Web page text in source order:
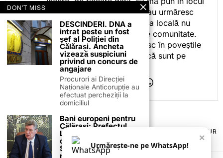
celor care citesc, privesc sau urmăresc
ceea ce fac. Pentru că presa locală nu
este despre mine, ci despre comunitate.
Iar dacă oamenii se regăsesc în poveștile
pe care le spun, înseamnă că sunt pe
drumul bun.
TERMENI ȘI CONDIȚII
POLITICA DE ANULARE & RETUR
PUBLICITATE ONLINE & TIPĂRITĂ
CONTACT
ZIARUL ANUNȚUL CĂLĂRĂȘEAN
×
Urmărește-ne pe WhatsApp!
DON'T MISS
DESCINDERI. DNA a
intrat peste un fost
șef al Poliției din
Călărași. Ancheta
vizează suspiciuni
privind un concurs de
angajare
Procurori ai Direcției
Naționale Anticorupție au
efectuat percheziții la
domiciliul
Bani europeni pentru
Călărași: Prefectul
Laurențiu State anunță
colaborarea cu ADR
Sud-Muntenia pentru
noi finanțări